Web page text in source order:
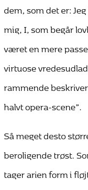
dem, som det er:
mig, I, som begår
været en mere
virtuose
rammende
halvt opera-scene”.
Så meget desto
beroligende trøst.
tager arien form i